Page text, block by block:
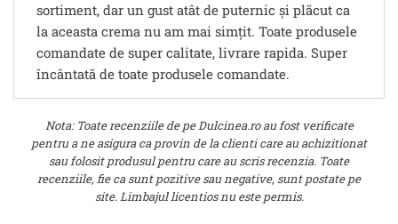
sortiment, dar un gust atât de puternic și plăcut ca
la aceasta crema nu am mai simțit. Toate produsele
comandate de super calitate, livrare rapida. Super
încântată de toate produsele comandate.
Nota: Toate recenziile de pe Dulcinea.ro au fost verificate
pentru a ne asigura ca provin de la clienti care au achizitionat
sau folosit produsul pentru care au scris recenzia. Toate
recenziile, fie ca sunt pozitive sau negative, sunt postate pe
site. Limbajul licentios nu este permis.